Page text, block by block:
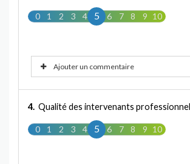
5
0 1 2 3 4 5 6 7 8 9 10
Ajouter un commentaire
4. Qualité des intervenants
5
0 1 2 3 4 5 6 7 8 9 10